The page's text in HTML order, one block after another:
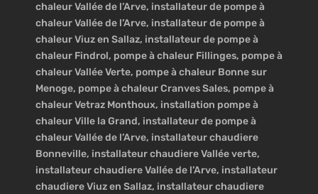
chaleur Vallée de l’Arve, installateur de pompe à
chaleur Vallée de l’Arve, installateur de pompe à
chaleur Viuz en Sallaz, installateur de pompe à
chaleur Findrol, pompe à chaleur Fillinges, pompe à
chaleur Vallée Verte, pompe à chaleur Bonne sur
Menoge, pompe à chaleur Cranves Sales, pompe à
chaleur Vetraz Monthoux, installation pompe à
chaleur Ville la Grand, installateur de pompe à
chaleur Vallée de l’Arve, installateur chaudiere
Bonneville, installateur chaudiere Vallée verte,
installateur chaudiere Vallée de l’Arve, installateur
chaudiere Viuz en Sallaz, installateur chaudiere